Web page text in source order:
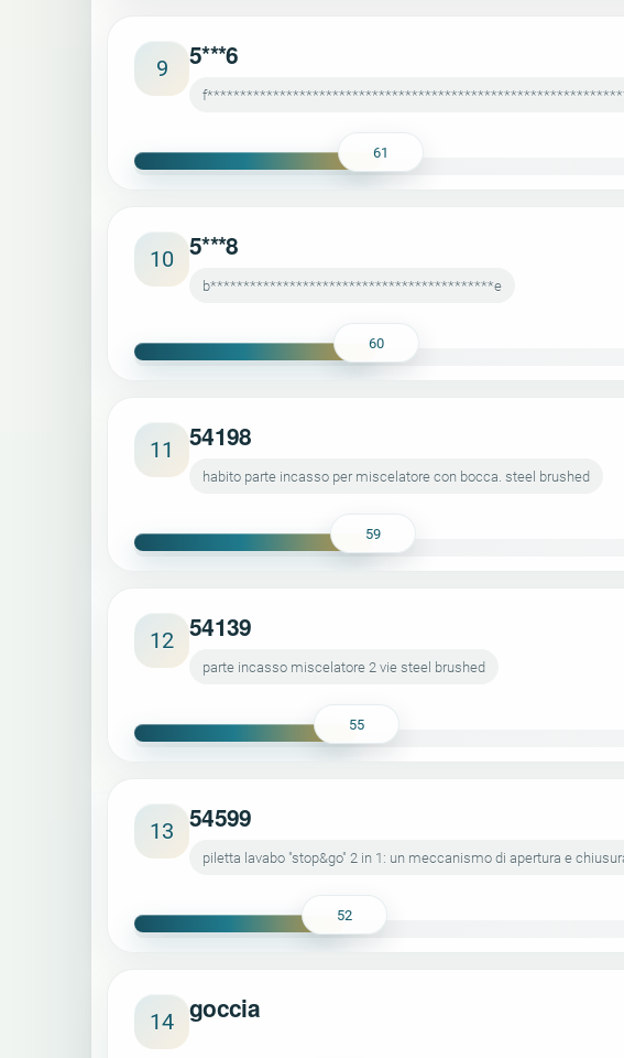
9 5***6
61
10 5***8
b*******************************************e
60
11 54198
habito parte incasso per miscelatore con bocca. steel brushed
59
12 54139
parte incasso miscelatore 2 vie steel brushed
55
13 54599
piletta lavabo "stop&go" 2 in 1: un meccanismo di apertura e
52
14 goccia